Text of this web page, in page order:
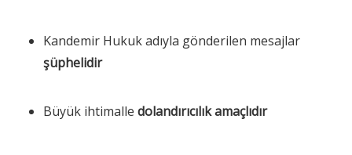
Kandemir Hukuk adıyla gönderilen mesajlar
şüphelidir
Büyük ihtimalle dolandırıcılık amaçlıdır